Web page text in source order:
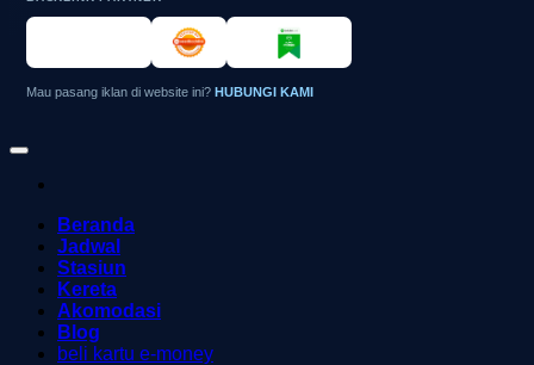
Mau pasang iklan di website ini? HUBUNGI KAMI
Beranda
Jadwal
Stasiun
Kereta
Akomodasi
Blog
beli kartu e-money